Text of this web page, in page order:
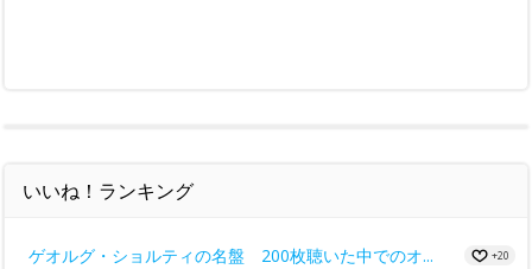
いいね！ランキング
ゲオルグ・ショルティの名盤 200枚聴いた中でのオ... +20